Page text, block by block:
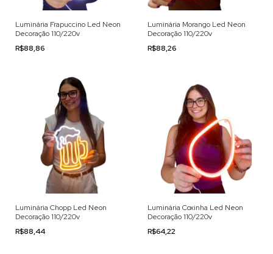
Luminária Frapuccino Led Neon
Decoração 110/220v
R$88,86
Luminária Morango Led Neon
Decoração 110/220v
R$88,26
Luminária Chopp Led Neon
Decoração 110/220v
R$88,44
Luminária Coxinha Led Neon
Decoração 110/220v
R$64,22